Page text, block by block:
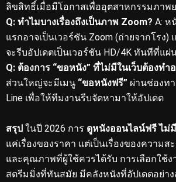
ลิขสิทธิ์เมื่อมีโอกาสเพื่ออุตสาหกรรมภาพ
Q: ทำไมบางเรื่องถึงเป็นภาพ Zoom? A: ห
แรกอาจเป็นเวอร์ชัน Zoom (ถ่ายจากโรง
จะรีบอัปเดตเป็นเวอร์ชัน HD/4K ทันทีที่แผ่
Q: ต้องการ “ขอหนัง” ที่ไม่มีในเว็บต้องทำ
ส่วนใหญ่จะมีเมนู “ขอหนังฟรี” ผ่านช่องท
Line เพื่อให้ทีมงานรีบจัดหามาให้อัปเดต
สรุป ในปี 2026 การ ดูหนังออนไลน์ฟรี ไ
แค่เรื่องของราคา แต่เป็นเรื่องของความส
และคุณภาพที่ผู้ใช้ควรได้รับ การเลือกใช้ง
สตรีมมิ่งที่ทันสมัย มีคลังหนังที่อัปเดตอย่าง